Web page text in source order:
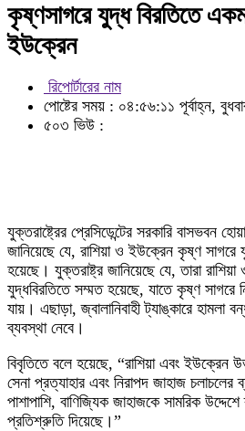
কৃষ্ণসাগরে যুদ্ধ বিরতিতে
ইউক্রেন
রিপোর্টারের নাম
পোষ্টের সময় : ০৪:৫৬:১১ পূর্বাহ্ন,
৫০৩ ভিউ :
যুক্তরাষ্ট্রের প্রেসিডেন্টের সরকারি বাসভবন
জানিয়েছে যে, রাশিয়া ও ইউক্রেন কৃষ্ণ সাগরে
হয়েছে। যুক্তরাষ্ট্র জানিয়েছে যে, তারা
যুদ্ধবিরতিতে সম্মত হয়েছে, যাতে কৃষ্ণ সাগরে
যায়। এছাড়া, জ্বালানিবাহী ট্যাঙ্কারে হামলা
ব্যবস্থা নেবে।
বিবৃতিতে বলে হয়েছে, “রাশিয়া এবং ইউক্রেন
সেনা প্রত্যাহার এবং নিরাপদ জাহাজ চলাচলের
পাশাপাশি, বাণিজ্যিক জাহাজকে সামরিক
প্রতিশ্রুতি দিয়েছে।”